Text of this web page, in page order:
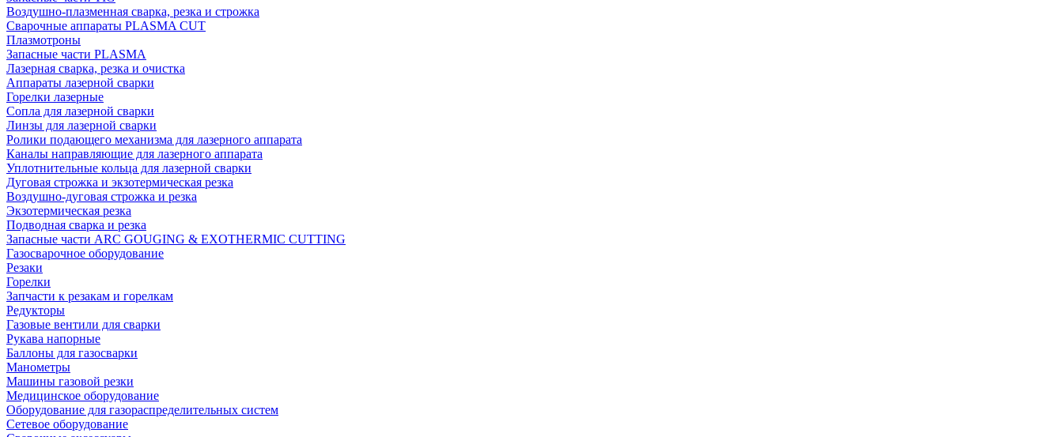
Воздушно-плазменная сварка, резка и строжка
Сварочные аппараты PLASMA CUT
Плазмотроны
Запасные части PLASMA
Лазерная сварка, резка и очистка
Аппараты лазерной сварки
Горелки лазерные
Сопла для лазерной сварки
Линзы для лазерной сварки
Ролики подающего механизма для лазерного аппарата
Каналы направляющие для лазерного аппарата
Уплотнительные кольца для лазерной сварки
Дуговая строжка и экзотермическая резка
Воздушно-дуговая строжка и резка
Экзотермическая резка
Подводная сварка и резка
Запасные части ARC GOUGING & EXOTHERMIC CUTTING
Газосварочное оборудование
Резаки
Горелки
Запчасти к резакам и горелкам
Редукторы
Газовые вентили для сварки
Рукава напорные
Баллоны для газосварки
Манометры
Машины газовой резки
Медицинское оборудование
Оборудование для газораспределительных систем
Сетевое оборудование